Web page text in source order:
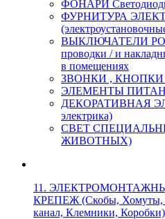
ФОНАРИ
ФУРНИТУРА
ВЫКЛЮЧАТЕЛИ
проводки / и
в помещениях
ЗВОНКИ ,
ЭЛЕМЕНТЫ
ДЕКОРАТИВНАЯ
электрика)
СВЕТ
ЖИВОТНЫХ)
11.
КРЕПЕЖ (Скобы, Хомуты,
канал, Клемники, Коробки)